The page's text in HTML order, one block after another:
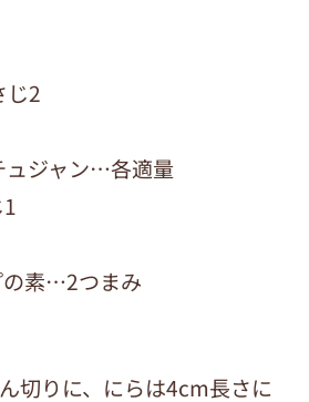
2
ュジャン…各適量
の素…2つまみ
切りに、にらは4cm長さに